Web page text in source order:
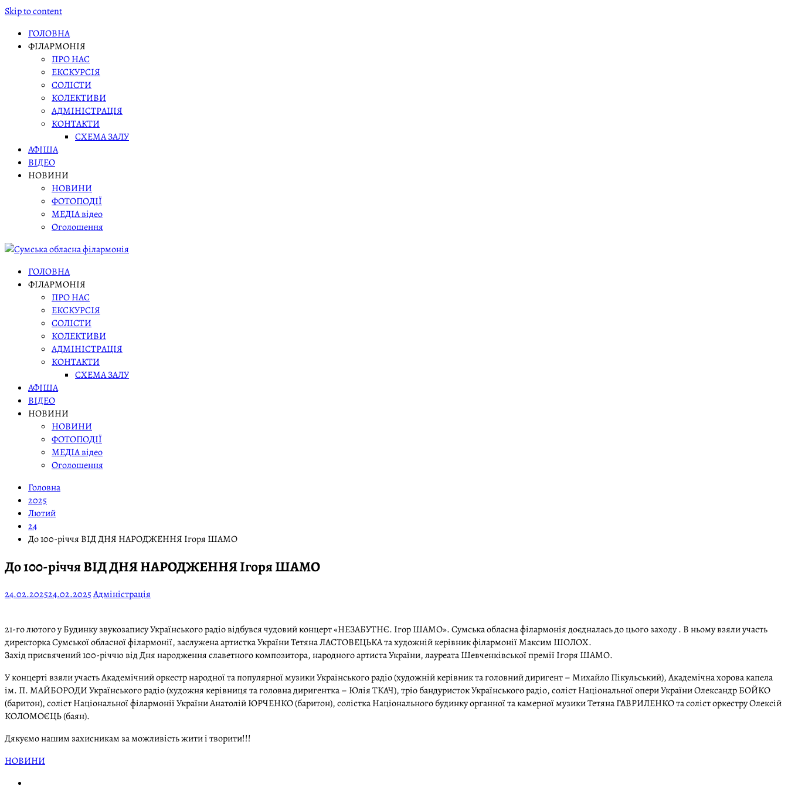
Skip to content
ГОЛОВНА
ФІЛАРМОНІЯ
ПРО НАС
ЕКСКУРСІЯ
СОЛІСТИ
КОЛЕКТИВИ
АДМІНІСТРАЦІЯ
КОНТАКТИ
СХЕМА ЗАЛУ
АФІША
ВІДЕО
НОВИНИ
НОВИНИ
ФОТОПОДІЇ
МЕДІА відео
Оголошення
ГОЛОВНА
ФІЛАРМОНІЯ
ПРО НАС
ЕКСКУРСІЯ
СОЛІСТИ
КОЛЕКТИВИ
АДМІНІСТРАЦІЯ
КОНТАКТИ
СХЕМА ЗАЛУ
АФІША
ВІДЕО
НОВИНИ
НОВИНИ
ФОТОПОДІЇ
МЕДІА відео
Оголошення
Головна
2025
Лютий
24
До 100-річчя ВІД ДНЯ НАРОДЖЕННЯ Ігоря ШАМО
До 100-річчя ВІД ДНЯ НАРОДЖЕННЯ Ігоря ШАМО
24.02.202524.02.2025Адміністрація
21-го лютого у Будинку звукозапису Українського радіо відбувся чудовий концерт «НЕЗАБУТНЄ. Ігор ШАМО». Сумська обласна філармонія доєдналась до цього заходу . В ньому взяли участь
директорка Сумської обласної філармонії, заслужена артистка України Тетяна ЛАСТОВЕЦЬКА та художній керівник філармонії Максим ШОЛОХ.
Захід присвячений 100-річчю від Дня народження славетного композитора, народного артиста України, лауреата Шевченківської премії Ігоря ШАМО.
У концерті взяли участь Академічний оркестр народної та популярної музики Українського радіо (художній керівник та головний диригент – Михайло Пікульський), Академічна хорова капела
ім. П. МАЙБОРОДИ Українського радіо (художня керівниця та головна диригентка – Юлія ТКАЧ), тріо бандуристок Українського радіо, соліст Національної опери України Олександр БОЙКО
(баритон), соліст Національної філармонії України Анатолій ЮРЧЕНКО (баритон), солістка Національного будинку органної та камерної музики Тетяна ГАВРИЛЕНКО та соліст оркестру Олексій
КОЛОМОЄЦЬ (баян).
Дякуємо нашим захисникам за можливість жити і творити!!!
НОВИНИ